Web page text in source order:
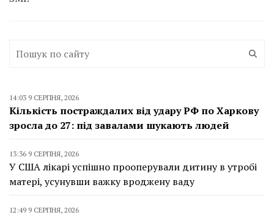
14:03 9 СЕРПНЯ, 2026
Кількість постраждалих від удару РФ по Харкову
зросла до 27: під завалами шукають людей
13:36 9 СЕРПНЯ, 2026
У США лікарі успішно прооперували дитину в утробі
матері, усунувши важку вроджену ваду
12:49 9 СЕРПНЯ, 2026